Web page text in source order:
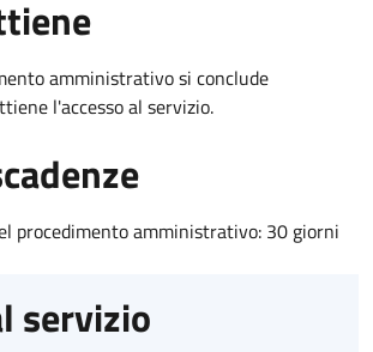
amministrativo si conclude
l'accesso al servizio.
procedimento amministrativo: 30 giorni
servizio